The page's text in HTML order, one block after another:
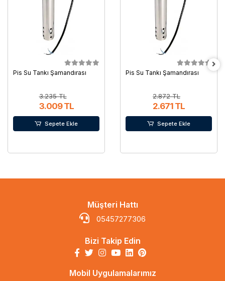
Pis Su Tankı Şamandırası
3.235 TL
3.009 TL
Sepete Ekle
Pis Su Tankı Şamandırası
2.872 TL
2.671 TL
Sepete Ekle
Müşteri Hattı
05457277306
Bizi Takip Edin
Mobil Uygulamalarımız